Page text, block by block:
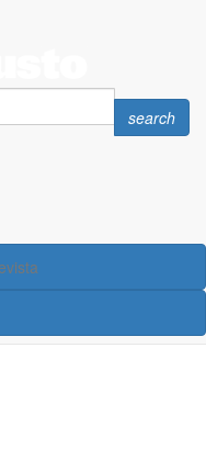
Search
search